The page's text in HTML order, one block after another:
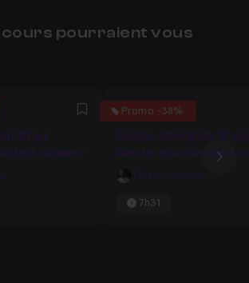
pourraient vous
Favori
3D sur
volume 2
Promo -38%
5
Bundle : Animation 3D
Blender pour débutant
Thierry Serveau
7h31